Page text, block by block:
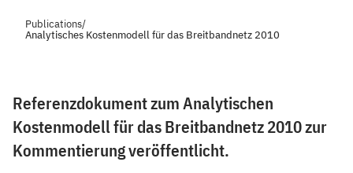
Publications/
Analytisches Kostenmodell für das Breitbandnetz 2010
Referenzdokument zum Analytischen
Kostenmodell für das Breitbandnetz 2010 zur
Kommentierung veröffentlicht.